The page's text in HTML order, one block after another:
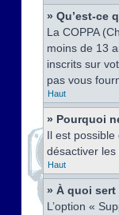
» Qu’est-ce
La COPPA
moins de 13
inscrits sur
pas vous
Haut
» Pourquoi
Il est
désactiver les
Haut
» À quoi
L’option «